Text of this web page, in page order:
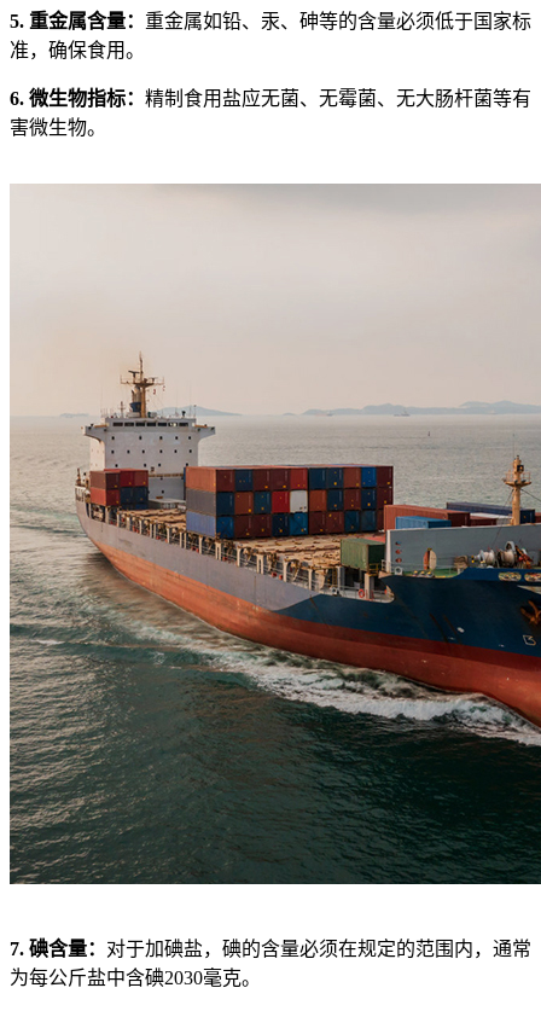
5. 重金属含量： 重金属如铅、汞、砷等的含量必须低于国家标
准，确保食用。
6. 微生物指标： 精制食用盐应无菌、无霉菌、无大肠杆菌等有
害微生物。
7. 碘含量： 对于加碘盐，碘的含量必须在规定的范围内，通常
为每公斤盐中含碘2030毫克。